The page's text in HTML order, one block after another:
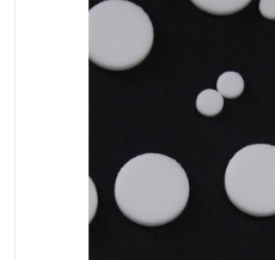
离子色谱预处理柱
QuEChERS
多功能净化柱